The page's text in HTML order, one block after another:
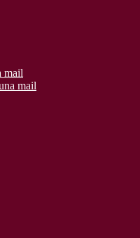
mail
mail